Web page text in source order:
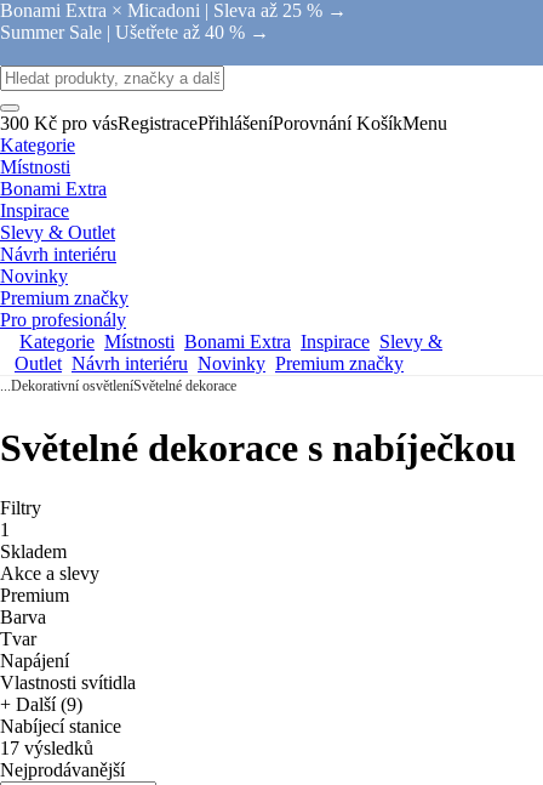
Bonami Extra × Micadoni | Sleva až 25 % →
Summer Sale | Ušetřete až 40 % →
300 Kč pro vásRegistracePřihlášeníPorovnání KošíkMenu
Kategorie
Místnosti
Bonami Extra
Inspirace
Slevy & Outlet
Návrh interiéru
Novinky
Premium značky
Pro profesionály
Kategorie Místnosti Bonami Extra Inspirace Slevy &
Outlet Návrh interiéru Novinky Premium značky
...Dekorativní osvětleníSvětelné dekorace
Světelné dekorace s nabíječkou
Filtry
1
Skladem
Akce a slevy
Premium
Barva
Tvar
Napájení
Vlastnosti svítidla
+ Další (9)
Nabíjecí stanice
17 výsledků
Nejprodávanější